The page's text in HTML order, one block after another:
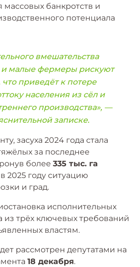
банкротств и
потенциала
вмешательства
малые фермеры рискуют
что приведёт к потере
населения из сёл и
производства», —
записке.
засуха 2024 года стала
за последнее
более 335 тыс. га
2025 году ситуацию
и град.
исполнительных
трёх ключевых требований
властям.
рассмотрен депутатами на
18 декабря.